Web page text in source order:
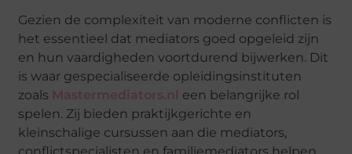
Gezien de complexiteit van moderne conflicten is
het essentieel dat mediators goed opgeleid zijn
en hun vaardigheden voortdurend bijwerken. Dit
is waar gespecialiseerde opleidingsinstituten
zoals Mastermediators.nl een belangrijke rol
spelen. Zij bieden praktijkgerichte en
kleinschalige cursussen aan die mediators,